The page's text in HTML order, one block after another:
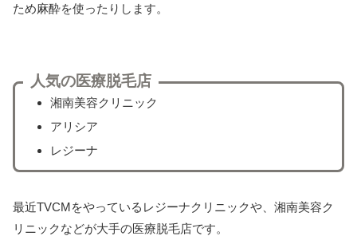
ため麻酔を使ったりします。
人気の医療脱毛店
湘南美容クリニック
アリシア
レジーナ
最近TVCMをやっているレジーナクリニックや、湘南美容ク
リニックなどが大手の医療脱毛店です。